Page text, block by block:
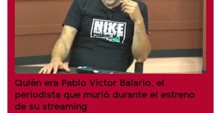
Quién era Pablo Víctor Balario, el
periodista que murió durante el estreno
de su streaming